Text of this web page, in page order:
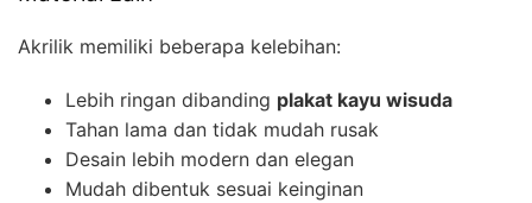
Akrilik memiliki beberapa kelebihan:
Lebih ringan dibanding plakat kayu wisuda
Tahan lama dan tidak mudah rusak
Desain lebih modern dan elegan
Mudah dibentuk sesuai keinginan